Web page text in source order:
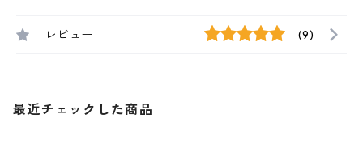
レビュー (9)
最近チェックした商品